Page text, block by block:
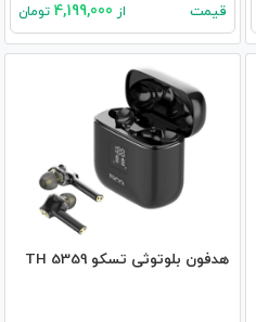
قیمت از تومان
هدفون بلوتوثی تسکو TH 5359